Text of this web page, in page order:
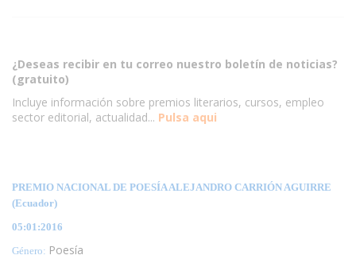
¿Deseas recibir en tu correo nuestro boletín de noticias?
(gratuito)
Incluye información sobre premios literarios, cursos, empleo
sector editorial, actualidad... Pulsa aqui
PREMIO NACIONAL DE POESÍA ALEJANDRO CARRIÓN AGUIRRE
(Ecuador)
05:01:2016
Género: Poesía